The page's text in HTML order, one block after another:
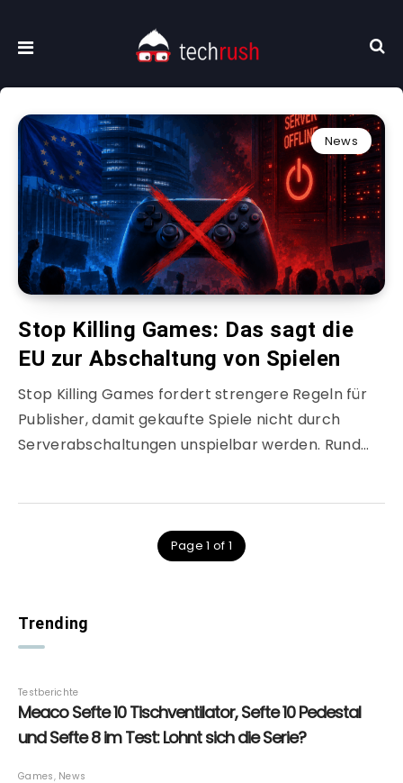
News
Stop Killing Games: Das sagt die
EU zur Abschaltung von Spielen
Stop Killing Games fordert strengere Regeln für
Publisher, damit gekaufte Spiele nicht durch
Serverabschaltungen unspielbar werden. Rund…
Page 1 of 1
Trending